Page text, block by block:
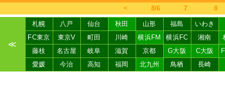
＜ 8/6 7 8
≪
札幌 八戸 仙台 秋田 山形 福島
いわき
FC東京
東京V 町田 川崎 横浜FM 横浜FC 湘南
藤枝
名古屋 岐阜 滋賀 京都 G大阪 C大阪
愛媛
今治 高知 福岡 北九州 鳥栖 長崎